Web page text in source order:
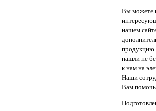
Вы можете
нашем
нашли не
к нам на
Наши
Вам